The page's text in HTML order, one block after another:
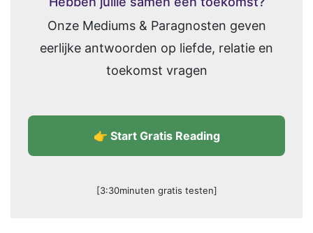
Onze Mediums & Paragnosten geven
eerlijke antwoorden op liefde, relatie en
toekomst vragen
👉 Start Gratis Reading
[3:30minuten gratis testen]